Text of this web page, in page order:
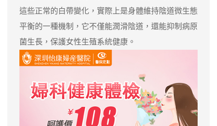
這些正常的白帶變化，實際上是身體維持陰道微生態
平衡的一種機制，它不僅能潤滑陰道，還能抑制病原
菌生長，保護女性生殖系統健康。